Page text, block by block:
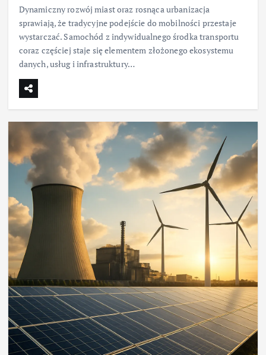
Dynamiczny rozwój miast oraz rosnąca urbanizacja
sprawiają, że tradycyjne podejście do mobilności przestaje
wystarczać. Samochód z indywidualnego środka transportu
coraz częściej staje się elementem złożonego ekosystemu
danych, usług i infrastruktury…